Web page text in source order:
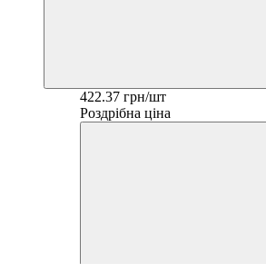
422.37 грн/шт
Роздрібна ціна